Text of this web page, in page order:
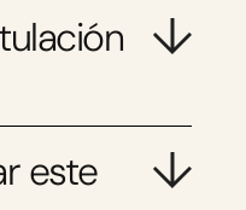
este